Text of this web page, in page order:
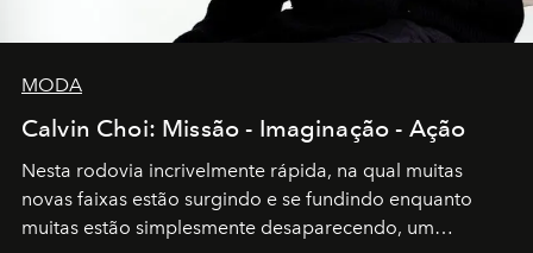
MODA
Calvin Choi: Missão - Imaginação - Ação
Nesta rodovia incrivelmente rápida, na qual muitas
novas faixas estão surgindo e se fundindo enquanto
muitas estão simplesmente desaparecendo, um